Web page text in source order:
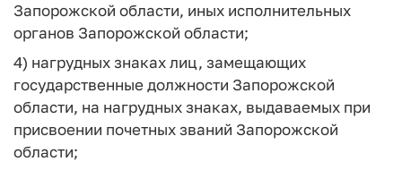
Запорожской области, иных исполнительных
органов Запорожской области;
4) нагрудных знаках лиц, замещающих
государственные должности Запорожской
области, на нагрудных знаках, выдаваемых при
присвоении почетных званий Запорожской
области;